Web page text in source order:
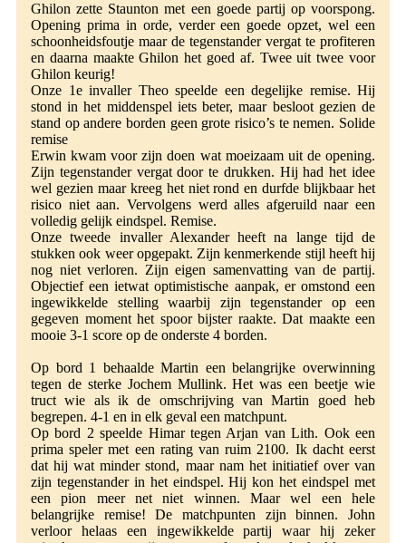
Ghilon zette Staunton met een goede partij op voorspong.
Opening prima in orde, verder een goede opzet, wel een
schoonheidsfoutje maar de tegenstander vergat te profiteren
en daarna maakte Ghilon het goed af. Twee uit twee voor
Ghilon keurig!
Onze 1e invaller Theo speelde een degelijke remise. Hij
stond in het middenspel iets beter, maar besloot gezien de
stand op andere borden geen grote risico’s te nemen. Solide
remise
Erwin kwam voor zijn doen wat moeizaam uit de opening.
Zijn tegenstander vergat door te drukken. Hij had het idee
wel gezien maar kreeg het niet rond en durfde blijkbaar het
risico niet aan. Vervolgens werd alles afgeruild naar een
volledig gelijk eindspel. Remise.
Onze tweede invaller Alexander heeft na lange tijd de
stukken ook weer opgepakt. Zijn kenmerkende stijl heeft hij
nog niet verloren. Zijn eigen samenvatting van de partij.
Objectief een ietwat optimistische aanpak, er omstond een
ingewikkelde stelling waarbij zijn tegenstander op een
gegeven moment het spoor bijster raakte. Dat maakte een
mooie 3-1 score op de onderste 4 borden.
Op bord 1 behaalde Martin een belangrijke overwinning
tegen de sterke Jochem Mullink. Het was een beetje wie
truct wie als ik de omschrijving van Martin goed heb
begrepen. 4-1 en in elk geval een matchpunt.
Op bord 2 speelde Himar tegen Arjan van Lith. Ook een
prima speler met een rating van ruim 2100. Ik dacht eerst
dat hij wat minder stond, maar nam het initiatief over van
zijn tegenstander in het eindspel. Hij kon het eindspel met
een pion meer net niet winnen. Maar wel een hele
belangrijke remise! De matchpunten zijn binnen. John
verloor helaas een ingewikkelde partij waar hij zeker